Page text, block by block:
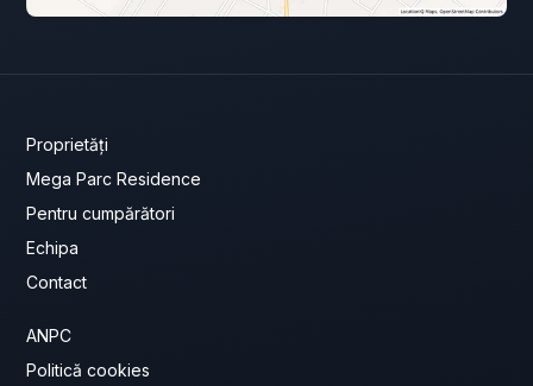
Proprietăți
Mega Parc Residence
Pentru cumpărători
Echipa
Contact
ANPC
Politică cookies